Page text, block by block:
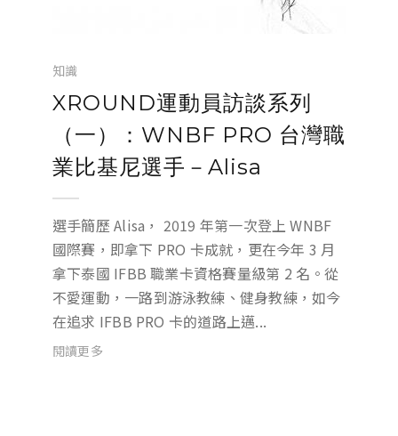
知識
XROUND運動員訪談系列
（一）：WNBF PRO 台灣職
業比基尼選手－Alisa
選手簡歷 Alisa， 2019 年第一次登上 WNBF
國際賽，即拿下 PRO 卡成就，更在今年 3 月
拿下泰國 IFBB 職業卡資格賽量級第 2 名。從
不愛運動，一路到游泳教練、健身教練，如今
在追求 IFBB PRO 卡的道路上邁...
閱讀更多